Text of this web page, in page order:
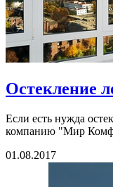
Остекление
Если есть нужда
компанию "Мир
01.08.2017